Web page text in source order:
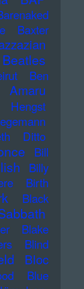
Baxter
Beatles
Ben
Ditto
Bill
Billy
Birth
Black
Blake
Blind
Bloc
Blue